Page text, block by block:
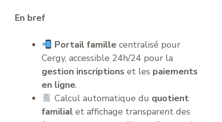
En bref
Portail famillecentralisé pour
Cergy, accessible 24h/24 pour la
gestion inscriptions et les paiements
en ligne.
Calcul automatique du quotient
familial et affichage transparent des